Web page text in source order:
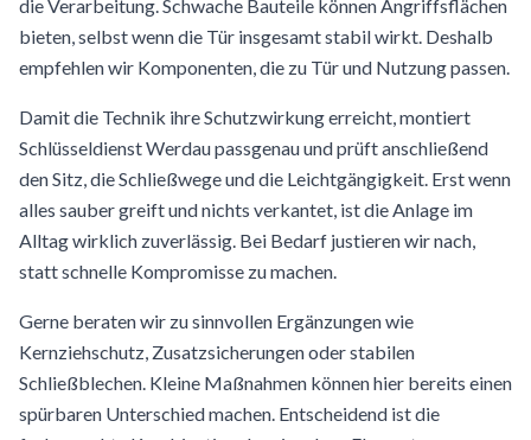
die Verarbeitung. Schwache Bauteile können Angriffsflächen
bieten, selbst wenn die Tür insgesamt stabil wirkt. Deshalb
empfehlen wir Komponenten, die zu Tür und Nutzung passen.
Damit die Technik ihre Schutzwirkung erreicht, montiert
Schlüsseldienst Werdau passgenau und prüft anschließend
den Sitz, die Schließwege und die Leichtgängigkeit. Erst wenn
alles sauber greift und nichts verkantet, ist die Anlage im
Alltag wirklich zuverlässig. Bei Bedarf justieren wir nach,
statt schnelle Kompromisse zu machen.
Gerne beraten wir zu sinnvollen Ergänzungen wie
Kernziehschutz, Zusatzsicherungen oder stabilen
Schließblechen. Kleine Maßnahmen können hier bereits einen
spürbaren Unterschied machen. Entscheidend ist die